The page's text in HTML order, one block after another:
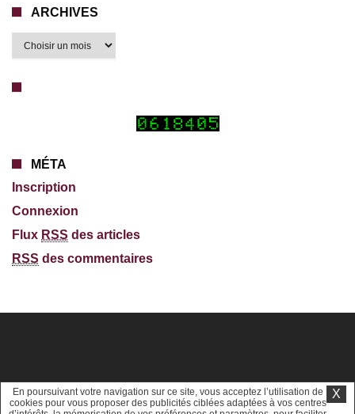
ARCHIVES
MÉTA
Inscription
Connexion
Flux RSS des articles
RSS des commentaires
En poursuivant votre navigation sur ce site, vous acceptez l’utilisation de
cookies pour vous proposer des publicités ciblées adaptées à vos centres
X